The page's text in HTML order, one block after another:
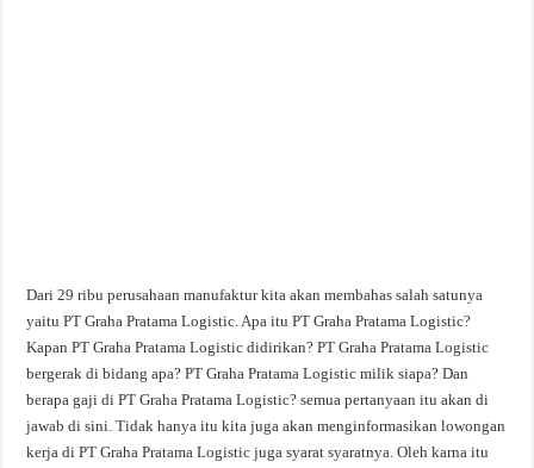
Dari 29 ribu perusahaan manufaktur kita akan membahas salah satunya
yaitu PT Graha Pratama Logistic. Apa itu PT Graha Pratama Logistic?
Kapan PT Graha Pratama Logistic didirikan? PT Graha Pratama Logistic
bergerak di bidang apa? PT Graha Pratama Logistic milik siapa? Dan
berapa gaji di PT Graha Pratama Logistic? semua pertanyaan itu akan di
jawab di sini. Tidak hanya itu kita juga akan menginformasikan lowongan
kerja di PT Graha Pratama Logistic juga syarat syaratnya. Oleh karna itu